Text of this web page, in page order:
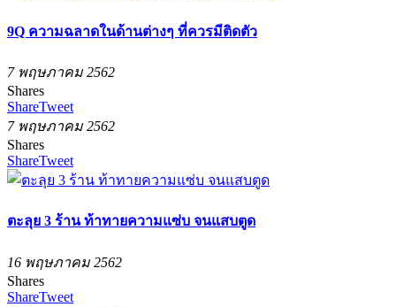
9Q ความฉลาดในด้านต่างๆ ที่ควรมีติดตัว
7 พฤษภาคม 2562
Shares
ShareTweet
7 พฤษภาคม 2562
Shares
ShareTweet
ตะลุย 3 ร้าน ท้าทายความแซ่บ จนแสบตูด
16 พฤษภาคม 2562
Shares
ShareTweet